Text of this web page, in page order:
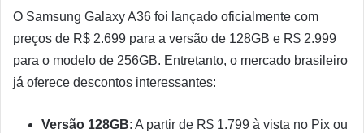
O Samsung Galaxy A36 foi lançado oficialmente com
preços de R$ 2.699 para a versão de 128GB e R$ 2.999
para o modelo de 256GB. Entretanto, o mercado brasileiro
já oferece descontos interessantes:
Versão 128GB: A partir de R$ 1.799 à vista no Pix ou